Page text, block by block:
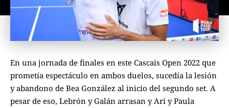
En una jornada de finales en este Cascais Open 2022 que
prometía espectáculo en ambos duelos, sucedía la lesión
y abandono de Bea González al inicio del segundo set. A
pesar de eso, Lebrón y Galán arrasan y Ari y Paula